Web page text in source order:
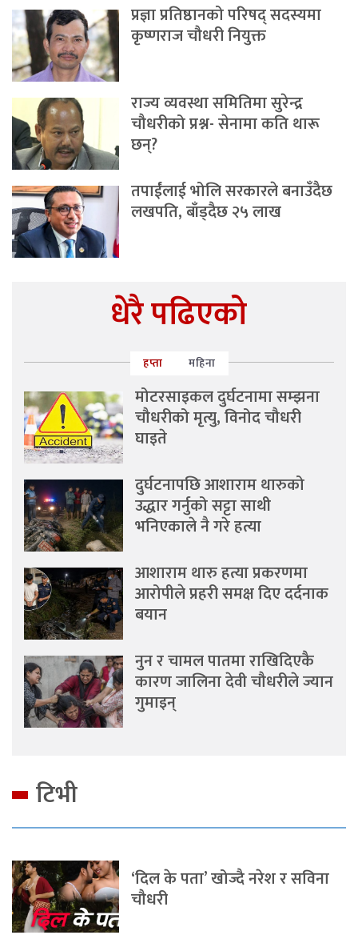
प्रज्ञा प्रतिष्ठानको परिषद् सदस्यमा
कृष्णराज चौधरी नियुक्त
राज्य व्यवस्था समितिमा सुरेन्द्र
चौधरीको प्रश्न- सेनामा कति थारू
छन्?
तपाईंलाई भोलि सरकारले बनाउँदैछ
लखपति, बाँड्दैछ २५ लाख
धेरै पढिएको
हप्ता महिना
मोटरसाइकल दुर्घटनामा सम्झना
चौधरीको मृत्यु, विनोद चौधरी
घाइते
दुर्घटनापछि आशाराम थारुको
उद्धार गर्नुको सट्टा साथी
भनिएकाले नै गरे हत्या
आशाराम थारु हत्या प्रकरणमा
आरोपीले प्रहरी समक्ष दिए दर्दनाक
बयान
नुन र चामल पातमा राखिदिएकै
कारण जालिना देवी चौधरीले ज्यान
गुमाइन्
टिभी
‘दिल के पता’ खोज्दै नरेश र सविना
चौधरी